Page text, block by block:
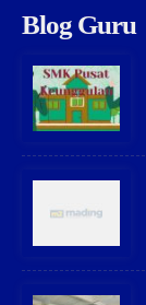
Blog Guru